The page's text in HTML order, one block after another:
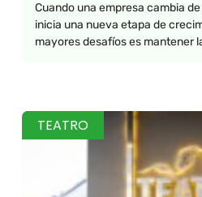
Cuando una empresa cambia
inicia una nueva etapa de
mayores desafíos es mantener
TEATRO